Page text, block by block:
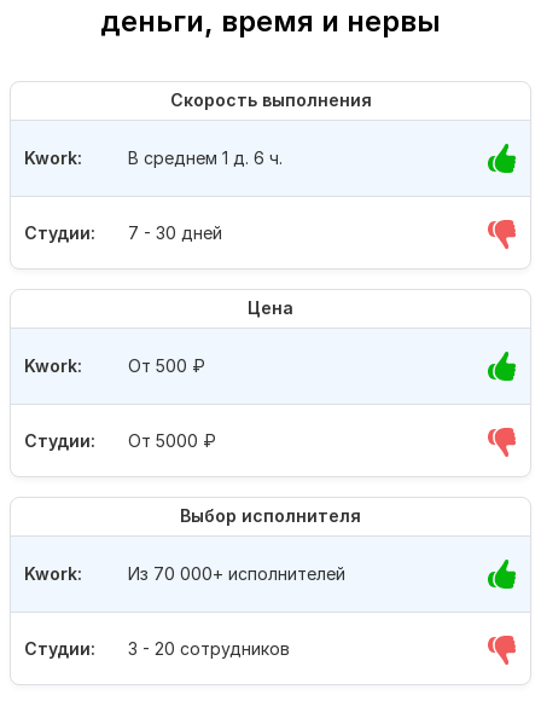
деньги, время и нервы
Скорость выполнения
Студии: 7 - 30 дней
Kwork: В среднем 1 д. 6 ч.
Цена
Студии: От 5000 ₽
Kwork: От 500 ₽
Выбор исполнителя
Студии: 3 - 20 сотрудников
Kwork: Из 70 000+ исполнителей